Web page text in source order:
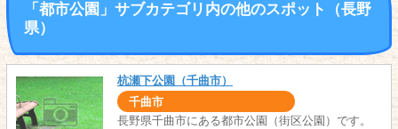
「都市公園」サブカテゴリ内の他のスポット（長野
県）
杭瀬下公園（千曲市）
千曲市
長野県千曲市にある都市公園（街区公園）です。